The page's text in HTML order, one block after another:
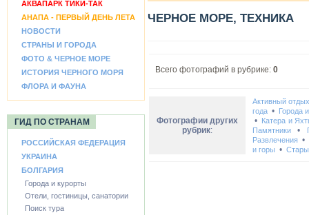
АКВАПАРК ТИКИ-ТАК
АНАПА - ПЕРВЫЙ ДЕНЬ ЛЕТА
НОВОСТИ
СТРАНЫ И ГОРОДА
ФОТО & ЧЕРНОЕ МОРЕ
ИСТОРИЯ ЧЕРНОГО МОРЯ
ФЛОРА И ФАУНА
ГИД ПО СТРАНАМ
РОССИЙСКАЯ ФЕДЕРАЦИЯ
УКРАИНА
БОЛГАРИЯ
Города и курорты
Отели, гостиницы, санатории
Поиск тура
ЧЕРНОЕ МОРЕ, ТЕХНИКА
Всего фотографий в рубрике: 0
Фотографии других
рубрик:
Активный отдых
года• Города
• Катера и
Памятники•
Развлечения•
и горы •